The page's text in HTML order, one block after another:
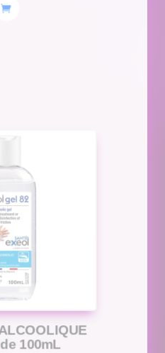
100mL